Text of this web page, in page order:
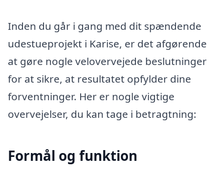
Inden du går i gang med dit spændende
udestueprojekt i Karise, er det afgørende
at gøre nogle velovervejede beslutninger
for at sikre, at resultatet opfylder dine
forventninger. Her er nogle vigtige
overvejelser, du kan tage i betragtning:
Formål og funktion